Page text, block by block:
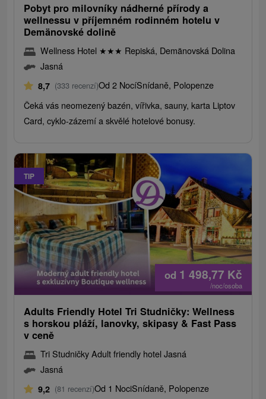
Pobyt pro milovníky nádherné přírody a
wellnessu v příjemném rodinném hotelu v
Demänovské dolině
Wellness Hotel ★★★ Repiská, Demänovská Dolina
Jasná
8,7 (333 recenzí)Od 2 NocíSnídaně, Polopenze
Čeká vás neomezený bazén, vířivka, sauny, karta Liptov
Card, cyklo-zázemí a skvělé hotelové bonusy.
TIP
od 1 498,77 Kč
/noc/osoba
Adults Friendly Hotel Tri Studničky: Wellness
s horskou pláží, lanovky, skipasy & Fast Pass
v ceně
Tri Studničky Adult friendly hotel Jasná
Jasná
9,2 (81 recenzí)Od 1 NociSnídaně, Polopenze